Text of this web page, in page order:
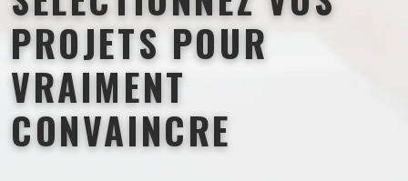
PROJETS POUR
VRAIMENT
CONVAINCRE